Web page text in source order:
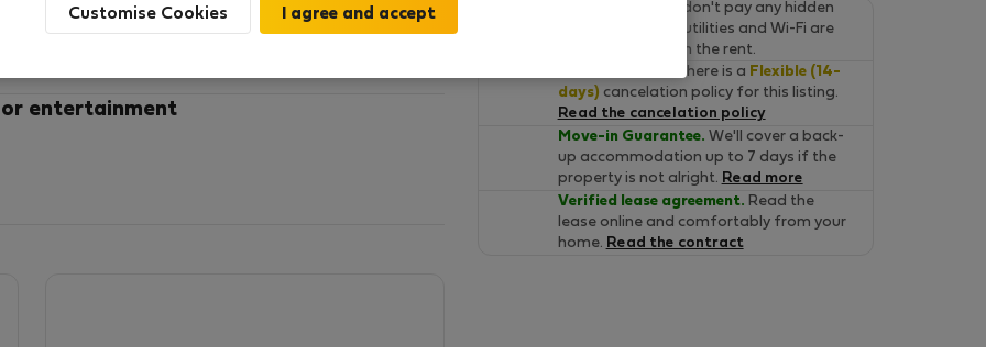
en Sagunto
y privada anexa a nuestra casa rural en Sagunto,
en plena naturaleza, a tan solo 7 minutos
de las playas de Canet y a 30 minutos del Centro de Valencia.
entertainment
You don't pay any hidden
fees on Flatio. All utilities and Wi-Fi are
already included in the rent.
There is a Flexible (14-
days) cancelation policy for this listing.
Read the cancelation policy
Move-in Guarantee. We'll cover a back-
up accommodation up to 7 days if the
property is not alright. Read more
Verified lease agreement. Read the
lease online and comfortably from your
home. Read the contract
Customise Cookies